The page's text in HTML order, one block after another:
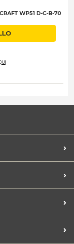
WP51 D-C-B-70
›
›
›
›